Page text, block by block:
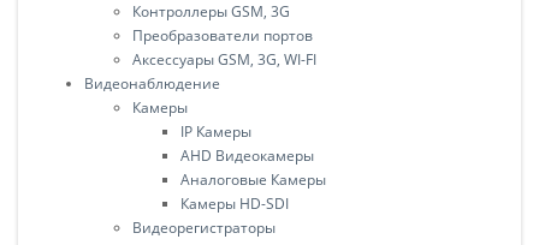
Контроллеры GSM, 3G
Преобразователи портов
Аксессуары GSM, 3G, WI-FI
Видеонаблюдение
Камеры
IP Камеры
AHD Видеокамеры
Аналоговые Камеры
Камеры HD-SDI
Видеорегистраторы